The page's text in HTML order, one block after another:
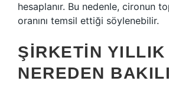
hesaplanır. Bu nedenle, cironun
oranını temsil ettiği söylenebilir.
ŞIRKETIN YILLIK
NEREDEN